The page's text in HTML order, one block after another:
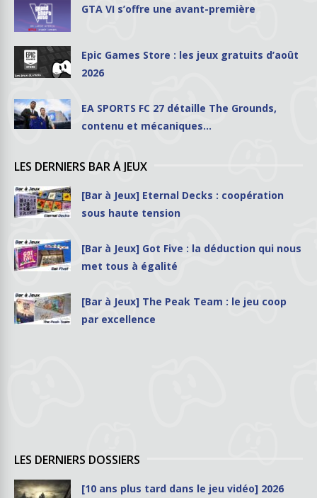
GTA VI s’offre une avant-première
Epic Games Store : les jeux gratuits d’août
2026
EA SPORTS FC 27 détaille The Grounds,
contenu et mécaniques…
LES DERNIERS BAR À JEUX
[Bar à Jeux] Eternal Decks : coopération
sous haute tension
[Bar à Jeux] Got Five : la déduction qui nous
met tous à égalité
[Bar à Jeux] The Peak Team : le jeu coop
par excellence
LES DERNIERS DOSSIERS
[10 ans plus tard dans le jeu vidéo] 2026